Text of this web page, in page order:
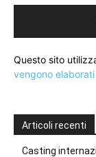
Questo sito
vengono
Articoli recenti
Casting